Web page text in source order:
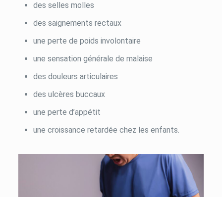
des selles molles
des saignements rectaux
une perte de poids involontaire
une sensation générale de malaise
des douleurs articulaires
des ulcères buccaux
une perte d’appétit
une croissance retardée chez les enfants.